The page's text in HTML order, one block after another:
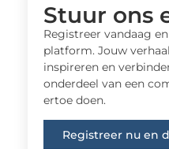
Stuur ons
Registreer vandaag
platform. Jouw
inspireren en
onderdeel van een
ertoe doen.
Registreer nu en